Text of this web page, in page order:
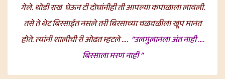
गेले. थोडी राख घेऊन टी दोघांनीही ती आपल्या कपाळाला लावली.
तसे ते थेट बिरसाईत नसले तरी बिरसाच्या चळवळीला खूप मानत
होते. त्यांनी शालीची री ओढत म्हटले …. ”उलगुलानला अंत नाही ….
बिरसाला मरण नाही ”